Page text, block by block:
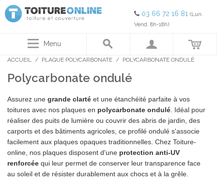
03 66 72 16 81 (Lun.
Vend. 8h-18h)
Menu
ACCUEIL / PLAQUE POLYCARBONATE / POLYCARBONATE ONDULÉ
Polycarbonate ondulé
Assurez une grande clarté et une étanchéité parfaite à vos
toitures avec nos plaques en polycarbonate ondulé . Idéal pour
réaliser des puits de lumière ou couvrir des abris de jardin, des
carports et des bâtiments agricoles, ce profilé ondulé s'associe
facilement aux plaques opaques traditionnelles. Chez Toiture-
online, nos plaques disposent d'une protection anti-UV
renforcée qui leur permet de conserver leur transparence face
au soleil et de résister durablement aux chocs et à la grêle.